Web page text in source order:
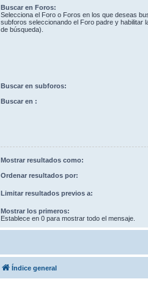
Buscar en Foros:
Selecciona el Foro o Foros en los que deseas
subforos seleccionando el Foro padre y habilitar
de búsqueda).
Buscar en subforos:
Buscar en :
Mostrar resultados como:
Ordenar resultados por:
Limitar resultados previos a:
Mostrar los primeros:
Establece en 0 para mostrar todo el mensaje.
Índice general